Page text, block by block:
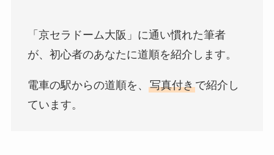
「京セラドーム大阪」に通い慣れた筆者
が、初心者のあなたに道順を紹介します。
電車の駅からの道順を、 写真付きで紹介し
ています。